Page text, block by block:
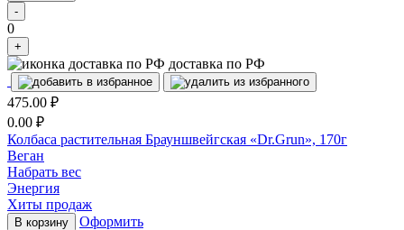
-
0
+
доставка по РФ
475.00 ₽
0.00 ₽
Колбаса растительная Брауншвейгская «Dr.Grun», 170г
Веган
Набрать вес
Энергия
Хиты продаж
В корзину Оформить